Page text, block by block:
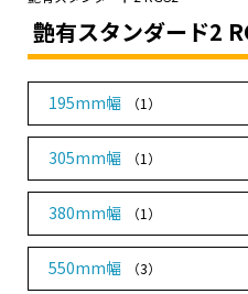
艶有スタンダード2
195mm幅 （1）
305mm幅 （1）
380mm幅 （1）
550mm幅 （3）